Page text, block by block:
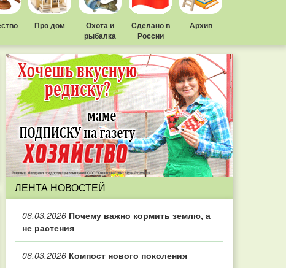
Про дом
Охота и
рыбалка
Сделано в
России
Архив
ЛЕНТА НОВОСТЕЙ
06.03.2026 Почему важно кормить землю, а
не растения
06.03.2026 Компост нового поколения